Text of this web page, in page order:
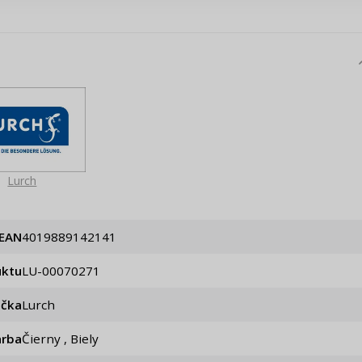
Lurch
4019889142141
LU-00070271
Lurch
Čierny , Biely